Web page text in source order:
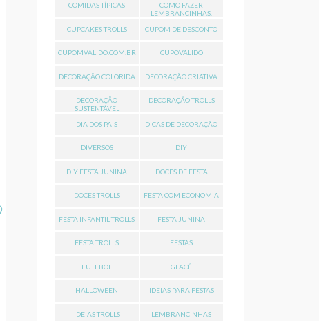
COMIDAS TÍPICAS
COMO FAZER
LEMBRANCINHAS.
CUPCAKES TROLLS
CUPOM DE DESCONTO
CUPOMVALIDO.COM.BR CUPOVALIDO
DECORAÇÃO COLORIDA DECORAÇÃO CRIATIVA
DECORAÇÃO
SUSTENTÁVEL
DECORAÇÃO TROLLS
DIA DOS PAIS DICAS DE DECORAÇÃO
DIVERSOS DIY
DIY FESTA JUNINA DOCES DE FESTA
DOCES TROLLS FESTA COM ECONOMIA
FESTA INFANTIL TROLLS FESTA JUNINA
FESTA TROLLS FESTAS
FUTEBOL GLACÊ
HALLOWEEN IDEIAS PARA FESTAS
IDEIAS TROLLS LEMBRANCINHAS